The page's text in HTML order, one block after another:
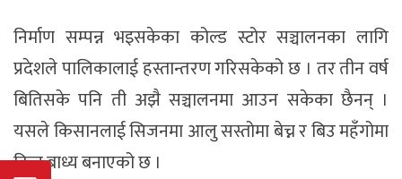
निर्माण सम्पन्न भइसकेका कोल्ड स्टोर सञ्चालनका लागि
प्रदेशले पालिकालाई हस्तान्तरण गरिसकेको छ । तर तीन वर्ष
बितिसके पनि ती अझै सञ्चालनमा आउन सकेका छैनन् ।
यसले किसानलाई सिजनमा आलु सस्तोमा बेच्न र बिउ महँगोमा
किन्न बाध्य बनाएको छ ।